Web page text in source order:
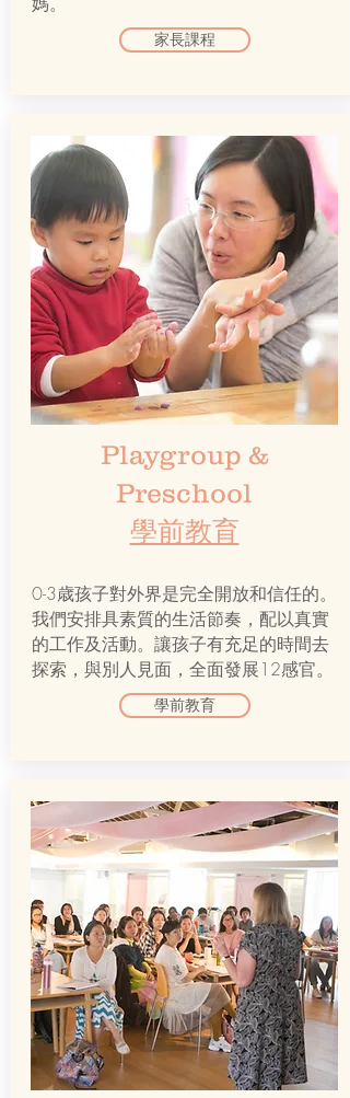
家長課程
Playgroup &
Preschool
學前教育
0-3歳孩子對外界是完全開放和信任的。
我們安排具素質的生活節奏，配以真實
的工作及活動。讓孩子有充足的時間去
探索，與別人見面，全面發展12感官。
學前教育